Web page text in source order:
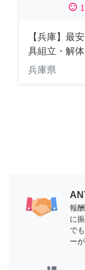
sentiment_satisfied
【兵庫】最
具組立・解体
兵庫県
報
に
で
ー